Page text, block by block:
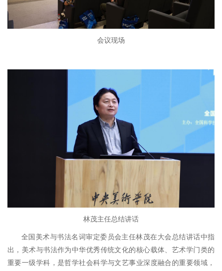
会议现场
林茂主任总结讲话
全国美术与书法名词审定委员会主任林茂在大会总结讲话中指
出，美术与书法作为中华优秀传统文化的核心载体、艺术学门类的
重要一级学科，是哲学社会科学与文艺事业深度融合的重要领域，